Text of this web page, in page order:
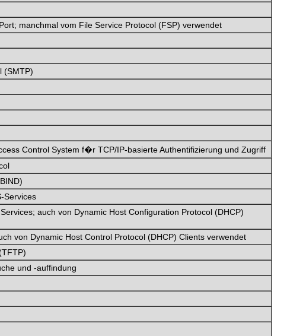
manchmal vom File Service Protocol (FSP) verwendet
(SMTP)
Control System f�r TCP/IP-basierte Authentifizierung und Zugriff
Services
auch von Dynamic Host Configuration Protocol (DHCP)
von Dynamic Host Control Protocol (DHCP) Clients verwendet
und -auffindung